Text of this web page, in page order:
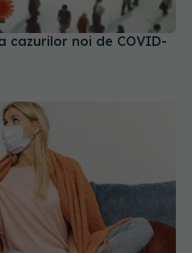
cazurilor noi de COVID-